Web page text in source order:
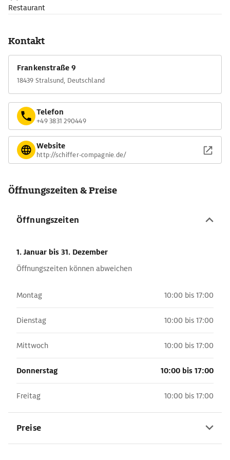
Restaurant
Kontakt
Frankenstraße 9
18439 Stralsund, Deutschland
Telefon
+49 3831 290449
Website
http://schiffer-compagnie.de/
Öffnungszeiten & Preise
Öffnungszeiten
1. Januar bis 31. Dezember
Öffnungszeiten können abweichen
Montag 10:00 bis 17:00
Dienstag 10:00 bis 17:00
Mittwoch 10:00 bis 17:00
Donnerstag 10:00 bis 17:00
Freitag 10:00 bis 17:00
Preise